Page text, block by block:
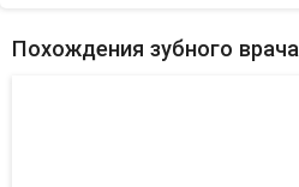
Похождения зубного врача